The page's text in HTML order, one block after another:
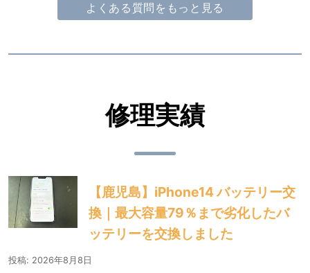
よくある質問をもっと見る
修理実績
【鹿児島】iPhone14 バッテリー交
換｜最大容量79％まで劣化したバ
ッテリーを交換しました
投稿: 2026年8月8日